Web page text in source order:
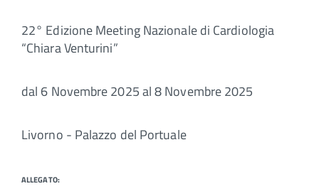
22° Edizione Meeting Nazionale di Cardiologia
“Chiara Venturini”
dal 6 Novembre 2025 al 8 Novembre 2025
Livorno - Palazzo del Portuale
ALLEGATO: